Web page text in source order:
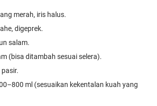
merah, iris halus.
digeprek.
salam.
(bisa ditambah sesuai selera).
ml (sesuaikan kekentalan kuah yang